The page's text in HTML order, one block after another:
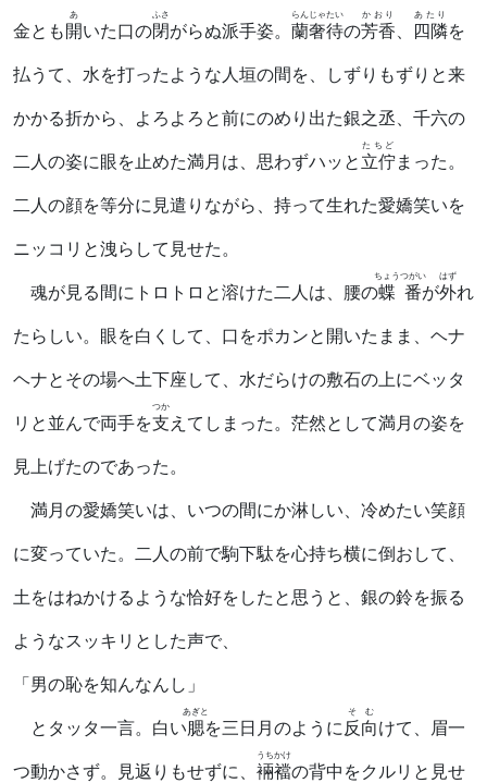
金とも開
あ
いた口の閉
ふさ
がらぬ派手姿。 蘭奢待
らんじゃたい
の芳香
かおり
四隣
あたり
を
払うて、水を打ったような人垣の間を、しずりもずりと来
かかる折から、よろよろと前にのめり出た銀之丞、千六の
二人の姿に眼を止めた満月は、思わずハッと 立佇
たちど
まった。
二人の顔を等分に見遣りながら、持って生れた愛嬌笑いを
ニッコリと洩らして見せた。
魂が見る間にトロトロと溶けた二人は、腰の蝶番
ちょうつがい
が外
はず
れ
たらしい。眼を白くして、口をポカンと開いたまま、ヘナ
ヘナとその場へ土下座して、水だらけの敷石の上にベッタ
リと並んで両手を支
つか
えてしまった。茫然として満月の姿を
見上げたのであった。
満月の愛嬌笑いは、いつの間にか淋しい、冷めたい笑顔
に変っていた。二人の前で駒下駄を心持ち横に倒おして、
土をはねかけるような恰好をしたと思うと、銀の鈴を振る
ようなスッキリとした声で、
「男の恥を知んなんし」
とタッタ一言。白い腮
あぎと
を三日月のように 反向
そむ
けて、眉一
つ動かさず。見返りもせずに、 裲襠
うちかけ
の背中をクルリと見せ